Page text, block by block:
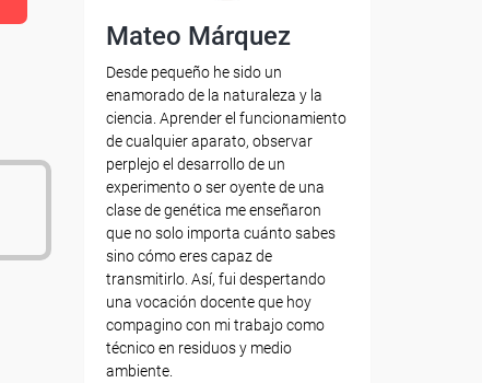
Mateo Márquez
Desde pequeño he sido un
enamorado de la naturaleza y la
ciencia. Aprender el funcionamiento
de cualquier aparato, observar
perplejo el desarrollo de un
experimento o ser oyente de una
clase de genética me enseñaron
que no solo importa cuánto sabes
sino cómo eres capaz de
transmitirlo. Así, fui despertando
una vocación docente que hoy
compagino con mi trabajo como
técnico en residuos y medio
ambiente.